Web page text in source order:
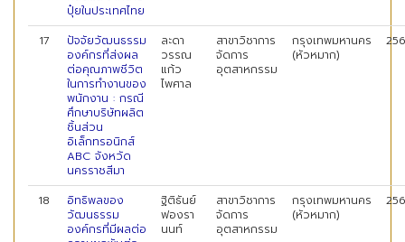
ปุ๋ยในประเทศไทย
17
ปัจจัยวัฒนธรรม
องค์กรที่ส่งผล
ต่อคุณภาพชีวิต
ในการทำงานของ
พนักงาน : กรณี
ศึกษาบริษัทผลิต
ชิ้นส่วน
อิเล็กทรอนิกส์
ABC จังหวัด
นครราชสีมา
ละดา
วรรณ
แก้ว
ไพศาล
สาขาวิชาการ
จัดการ
อุตสาหกรรม
กรุงเทพมหานคร
(หัวหมาก)
18
อิทธิพลของ
วัฒนธรรม
องค์กรที่มีผลต่อ
ฐิติธันย์
ฟองรา
นนท์
สาขาวิชาการ
จัดการ
อุตสาหกรรม
กรุงเทพมหานคร
(หัวหมาก)